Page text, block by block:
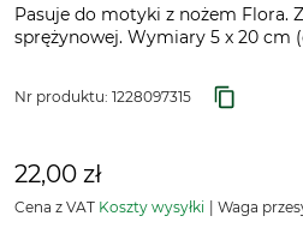
Pasuje do motyki z nożem Flora.
sprężynowej. Wymiary 5 x 20 cm
Nr produktu: 1228097315
22,00 zł
Cena z VAT Koszty wysyłki Waga